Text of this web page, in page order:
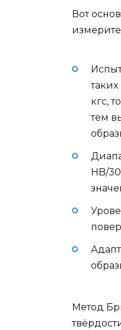
Вот
кгс,
тем
HB/
Метод